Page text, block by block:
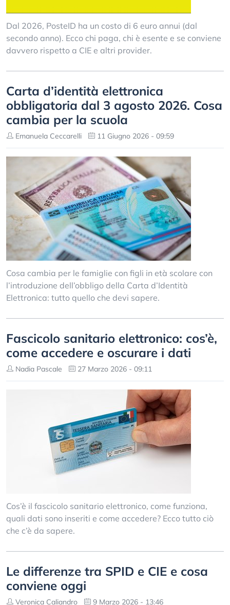
Dal 2026, PosteID ha un costo di 6 euro annui (dal
secondo anno). Ecco chi paga, chi è esente e se conviene
davvero rispetto a CIE e altri provider.
Carta d’identità elettronica
obbligatoria dal 3 agosto 2026. Cosa
cambia per la scuola
Emanuela Ceccarelli 11 Giugno 2026 - 09:59
Cosa cambia per le famiglie con figli in età scolare con
l’introduzione dell’obbligo della Carta d’Identità
Elettronica: tutto quello che devi sapere.
Fascicolo sanitario elettronico: cos’è,
come accedere e oscurare i dati
Nadia Pascale 27 Marzo 2026 - 09:11
Cos’è il fascicolo sanitario elettronico, come funziona,
quali dati sono inseriti e come accedere? Ecco tutto ciò
che c’è da sapere.
Le differenze tra SPID e CIE e cosa
conviene oggi
Veronica Caliandro 9 Marzo 2026 - 13:46